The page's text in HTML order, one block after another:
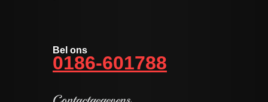
Bel ons
0186-601788